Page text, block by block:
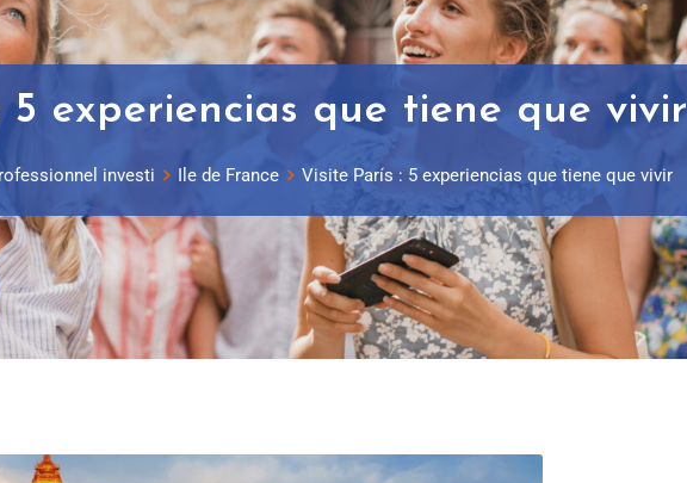
5 experiencias que tiene que vivir
investi Ile de France Visite París : 5 experiencias que tiene que vivir